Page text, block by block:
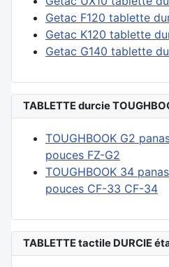
Getac F120 tablette
Getac K120 tablette
Getac G140 tablette
TABLETTE durcie
TOUGHBOOK G2
pouces FZ-G2
TOUGHBOOK 34
pouces CF-33 CF-34
TABLETTE tactile DURCIE